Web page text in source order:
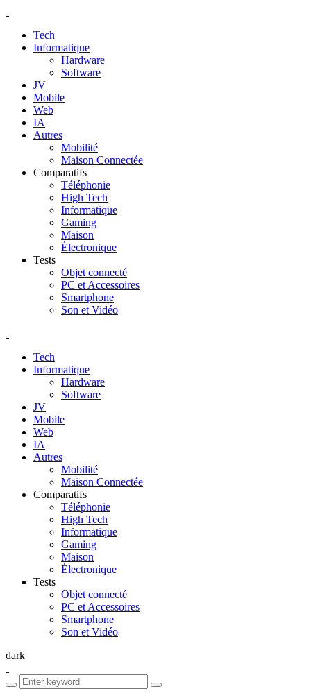
Tech
Informatique
Hardware
Software
JV
Mobile
Web
IA
Autres
Mobilité
Maison Connectée
Comparatifs
Téléphonie
High Tech
Informatique
Gaming
Maison
Électronique
Tests
Objet connecté
PC et Accessoires
Smartphone
Son et Vidéo
Tech
Informatique
Hardware
Software
JV
Mobile
Web
IA
Autres
Mobilité
Maison Connectée
Comparatifs
Téléphonie
High Tech
Informatique
Gaming
Maison
Électronique
Tests
Objet connecté
PC et Accessoires
Smartphone
Son et Vidéo
dark